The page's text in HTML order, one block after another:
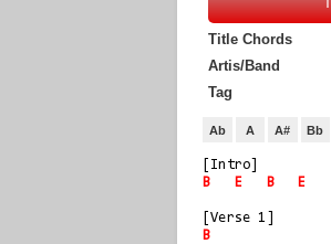
Title Chords
Artis/Band
Tag
Ab A A# Bb
[Intro]
B
E B E
[Verse 1]
B